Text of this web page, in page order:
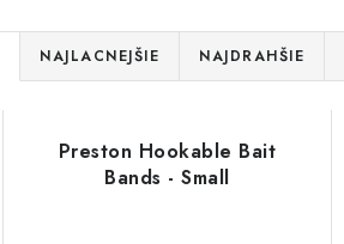
NAJLACNEJŠIE NAJDRAHŠIE
Preston Hookable Bait
Bands - Small